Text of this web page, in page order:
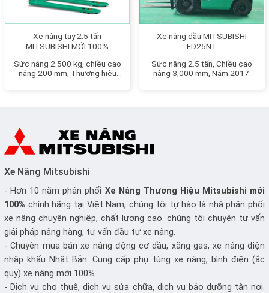
Xe nâng tay 2.5 tấn
MITSUBISHI MỚI 100%
Sức nâng 2.500 kg, chiều cao
nâng 200 mm, Thương hiệu
Xe nâng dầu MITSUBISHI
FD25NT
Sức nâng 2.5 tấn, Chiều cao
nâng 3,000 mm, Năm 2017.
Xe Nâng Mitsubishi
- Hơn 10 năm phân phối Xe Nâng Thương Hiệu Mitsubishi mới
100% chính hãng tại Việt Nam, chúng tôi tự hào là nhà phân phối
xe nâng chuyên nghiệp, chất lượng cao. chúng tôi chuyên tư vấn
giải pháp nâng hàng, tư vấn đầu tư xe nâng.
- Chuyên mua bán xe nâng động cơ dầu, xăng gas, xe nâng điện
nhập khẩu Nhật Bản. Cung cấp phụ tùng xe nâng, bình điện (ắc
quy) xe nâng mới 100%.
- Dịch vụ cho thuê, dịch vụ sửa chữa, dịch vụ bảo dưỡng tận nơi.